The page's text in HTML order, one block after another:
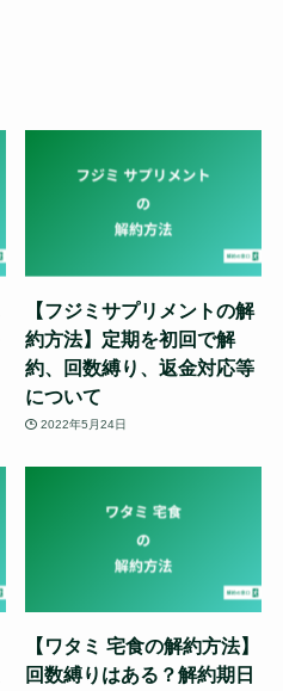
【フジミサプリメントの解
約方法】定期を初回で解
約、回数縛り、返金対応等
について
2022年5月24日
【ワタミ 宅食の解約方法】
回数縛りはある？解約期日